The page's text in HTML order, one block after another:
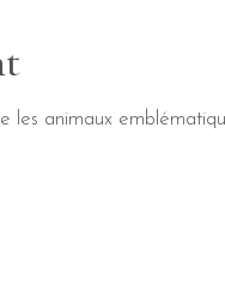
les animaux